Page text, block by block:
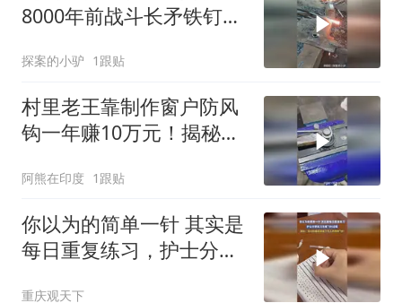
8000年前战斗长矛铁钉的
探案的小驴 1跟贴
村里老王靠制作窗户防风
钩一年赚10万元！揭秘其
阿熊在印度 1跟贴
你以为的简单一针 其实是
每日重复练习，护士分享
重庆观天下